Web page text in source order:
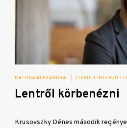
KATONA ALEXANDRA LITKULT INTERJÚ
Lentről körbenézni
Krusovszky Dénes második